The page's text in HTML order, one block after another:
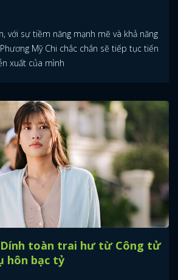
với sự tiềm năng mạnh mẽ và khả năng
Mỹ Chi chắc chắn sẽ tiếp tục tiến
xuất của mình
Dính toàn trai hư từ Công tử
hôn bạc tỷ